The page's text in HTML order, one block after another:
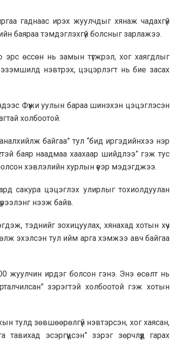
гаднаас ирэх жуулчдыг хянаж чадахгүй
баяраа тэмдэглэхгүй болсныг зарлажээ.
эрс өссөн нь замын түгжрэл, хог хаягдлыг
нэвтрэх, цэцэрлэгт нь бие засах
Фүжи уулын бараа шинэхэн цэцэглэсэн
холбоотой.
байгаа” тул “бид иргэдийнхээ нэр
баяр наадмаа хаахаар шийдлээ” гэж тус
хэвлэлийн хурлын үеэр мэдэгджээ.
сакура цэцэглэх улирлыг тохиолдуулан
нээж байв.
тэднийг зохицуулах, хянахад хотын хүч
эхэлсэн тул ийм арга хэмжээ авч байгаа
жуулчин ирдэг болсон гэнэ. Энэ өсөлт нь
зэрэгтэй холбоотой гэж хотын
тулд зөвшөөрөлгүй нэвтэрсэн, хог хаясан,
эсэргүүцсэн” зэрэг зөрчлүүд гарах